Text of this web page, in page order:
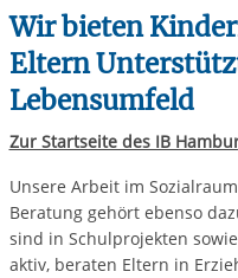
Wir bieten
Eltern
Lebensumfeld
Zur Startseite des IB
Unsere Arbeit im
Beratung gehört ebenso
sind in Schulprojekten
aktiv, beraten Eltern in